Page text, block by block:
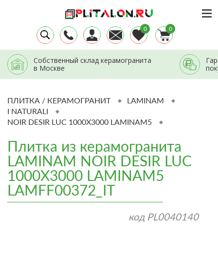
0 0
Собственный склад керамогранита
в Москве
ПЛИТКА / КЕРАМОГРАНИТ
LAMINAM
I NATURALI
NOIR DESIR LUC 1000X3000 LAMINAM5
Плитка из керамогранита
LAMINAM NOIR DESIR LUC
1000X3000 LAMINAM5
LAMFF00372_IT
код PL0040140